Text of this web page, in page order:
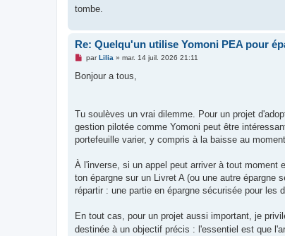
l
tombe.
Re: Quelqu'un utilise Yomoni PEA pour
M
s
n
o
l
parLilia » mar. 14 juil. 2026 21:11
Bonjour a tous,
Tu soulèves un vrai dilemme. Pour un projet
gestion pilotée comme Yomoni peut être
portefeuille varier, y compris à la baisse au
À l'inverse, si un appel peut arriver à tout moment
ton épargne sur un Livret A (ou une autre
répartir : une partie en épargne sécurisée pour les
En tout cas, pour un projet aussi important, je
destinée à un objectif précis : l'essentiel est que